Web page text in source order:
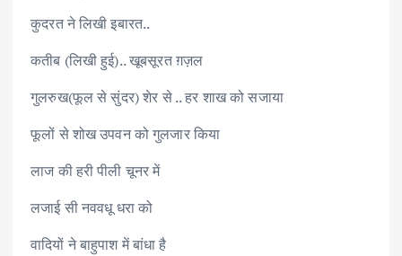
कुदरत ने लिखी इबारत..
कतीब (लिखी हुई).. खूबसूरत ग़ज़ल
गुलरुख(फूल से सुंदर) शेर से .. हर शाख को सजाया
फूलों से शोख उपवन को गुलजार किया
लाज की हरी पीली चूनर में
लजाई सी नववधू धरा को
वादियों ने बाहुपाश में बांधा है